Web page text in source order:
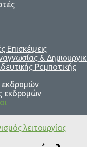
Επισκέψεις
&
Ρομποτικής
εκδρομών
εκδρομών
λειτουργίας